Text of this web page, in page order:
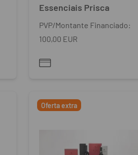
Essenciais Prisca
PVP/Montante Financiado:
100,00 EUR
Oferta extra